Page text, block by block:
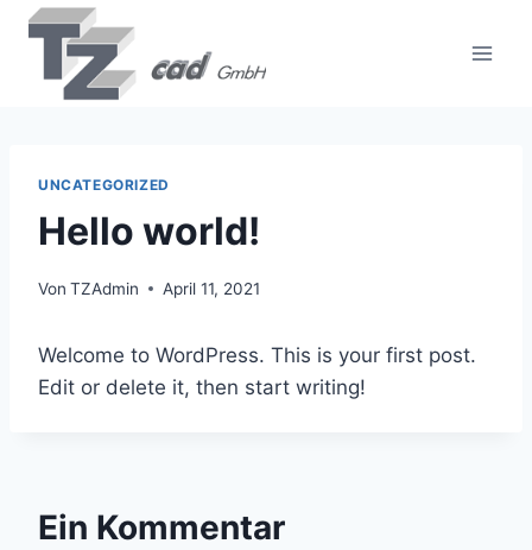
Zum
springen
UNCATEGORIZED
Hello world!
Von TZAdmin April 11, 2021
Welcome to WordPress. This is your first post.
Edit or delete it, then start writing!
Ein Kommentar